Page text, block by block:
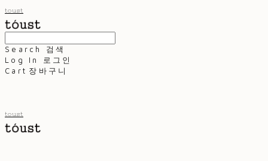
toust
Search
검색
Log In
로그인
Cart 장바구니
toust